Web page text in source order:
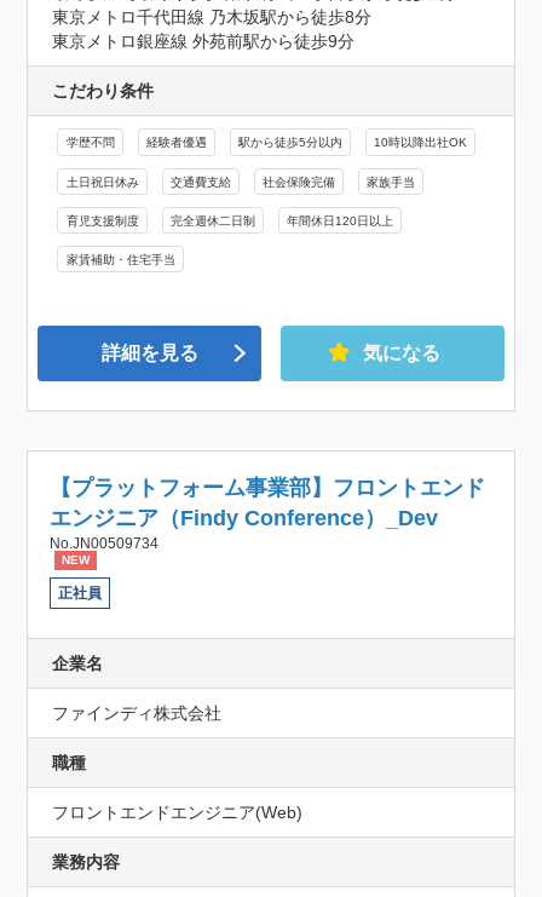
東京メトロ千代田線 乃木坂駅から徒歩8分
東京メトロ銀座線 外苑前駅から徒歩9分
こだわり条件
学歴不問 経験者優遇 駅から徒歩5分以内 10時以降出社OK
土日祝日休み 交通費支給 社会保険完備 家族手当
育児支援制度 完全週休二日制 年間休日120日以上
家賃補助・住宅手当
詳細を見る 気になる
【プラットフォーム事業部】フロントエンド
エンジニア（Findy Conference）_Dev
No.JN00509734
NEW
正社員
企業名
ファインディ株式会社
職種
フロントエンドエンジニア(Web)
業務内容